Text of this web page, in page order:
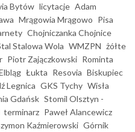
Bytów licytacje Adam
Mrągowia Mrągowo Pisa
Chojniczanka Chojnice
Stalowa Wola WMZPN żółte
Piotr Zajączkowski Rominta
Łukta Resovia Biskupiec
Legnica GKS Tychy Wisła
Gdańsk Stomil Olsztyn -
terminarz Paweł Alancewicz
Kaźmierowski Górnik